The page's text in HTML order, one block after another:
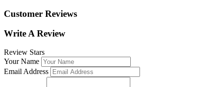
Customer Reviews
Write A Review
Review Stars
Your Name
Email Address